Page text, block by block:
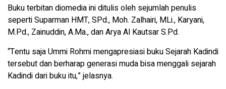
Buku terbitan diomedia ini ditulis oleh sejumlah penulis
seperti Suparman HMT, SPd., Moh. Zalhairi, MLi., Karyani,
M.Pd., Zainuddin, A.Ma., dan Arya Al Kautsar S.Pd.
“Tentu saja Ummi Rohmi mengapresiasi buku Sejarah Kadindi
tersebut dan berharap generasi muda bisa menggali sejarah
Kadindi dari buku itu,” jelasnya.